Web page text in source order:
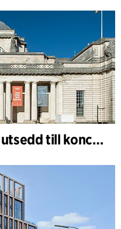
C.F. Møller Architects utsedd till konceptarkitekt för projektet National Museum Cardiff